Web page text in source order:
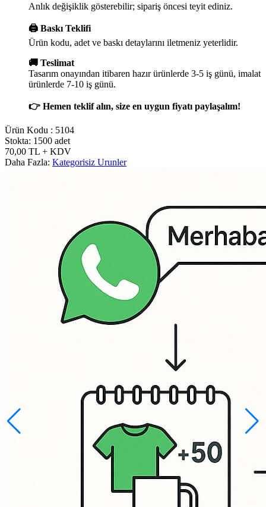
Anlık değişiklik gösterebilir; sipariş öncesi teyit ediniz.
🖨️ Baskı Teklifi
Ürün kodu, adet ve baskı detaylarını iletmeniz yeterlidir.
🚚 Teslimat
Tasarım onayından itibaren hazır ürünlerde 3-5 iş günü, imalat
ürünlerde 7-10 iş günü.
👉 Hemen teklif alın, size en uygun fiyatı paylaşalım!
Ürün Kodu : 5104
Stokta: 1500 adet
70,00 TL + KDV
Daha Fazla: Kategorisiz Urunler